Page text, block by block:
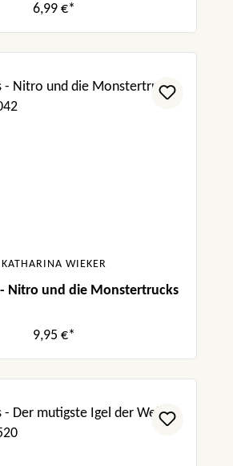
6,99 €*
KATHARINA WIEKER
Nitro und die Monstertrucks
9,95 €*